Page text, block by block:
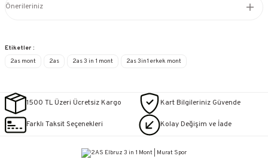
Önerileriniz
Etiketler :
2as mont
2as 2as 3 in 1 mont 2as 3in1 erkek mont
1500 TL Üzeri Ücretsiz Kargo Kart Bilgileriniz Güvende
Farklı Taksit Seçenekleri Kolay Değişim ve İade